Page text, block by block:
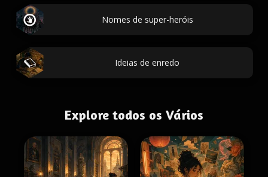
Nomes de super-heróis
Ideias de enredo
Explore todos os Vários